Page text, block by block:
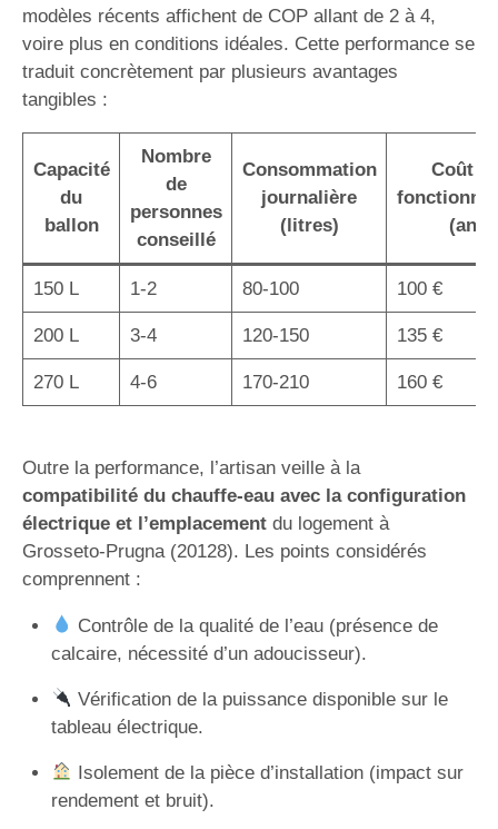
modèles récents affichent de COP allant de 2 à 4,
voire plus en conditions idéales. Cette performance se
traduit concrètement par plusieurs avantages
tangibles :
Capacité
du
ballon
Nombre
de
personnes
conseillé
Consommation
journalière
(litres)
Coût
(an)
150 L 1-2 80-100 100 €
200 L 3-4 120-150 135 €
270 L 4-6 170-210 160 €
Outre la performance, l’artisan veille à la
compatibilité du chauffe-eau avec la configuration
électrique et l’emplacement du logement à
Grosseto-Prugna (20128). Les points considérés
comprennent :
Contrôle de la qualité de l’eau (présence de
calcaire, nécessité d’un adoucisseur).
Vérification de la puissance disponible sur le
tableau électrique.
Isolement de la pièce d’installation (impact sur
rendement et bruit).